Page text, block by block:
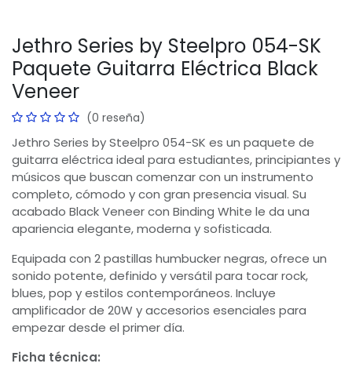
Jethro Series by Steelpro 054-SK
Paquete Guitarra Eléctrica Black
Veneer
(0 reseña)
Jethro Series by Steelpro 054-SK es un paquete de
guitarra eléctrica ideal para estudiantes, principiantes y
músicos que buscan comenzar con un instrumento
completo, cómodo y con gran presencia visual. Su
acabado Black Veneer con Binding White le da una
apariencia elegante, moderna y sofisticada.
Equipada con 2 pastillas humbucker negras, ofrece un
sonido potente, definido y versátil para tocar rock,
blues, pop y estilos contemporáneos. Incluye
amplificador de 20W y accesorios esenciales para
empezar desde el primer día.
Ficha técnica: